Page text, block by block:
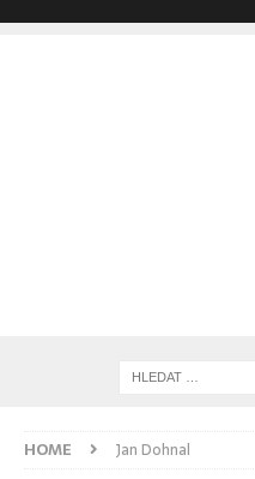
HOME Jan Dohnal